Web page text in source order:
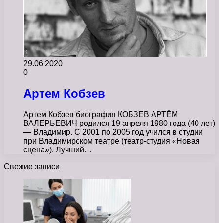
29.06.2020
0
Артем Кобзев
Артем Кобзев биография КОБЗЕВ АРТЁМ
ВАЛЕРЬЕВИЧ родился 19 апреля 1980 года (40 лет)
— Владимир. С 2001 по 2005 год учился в студии
при Владимирском театре (театр-студия «Новая
сцена»). Лучший…
Свежие записи